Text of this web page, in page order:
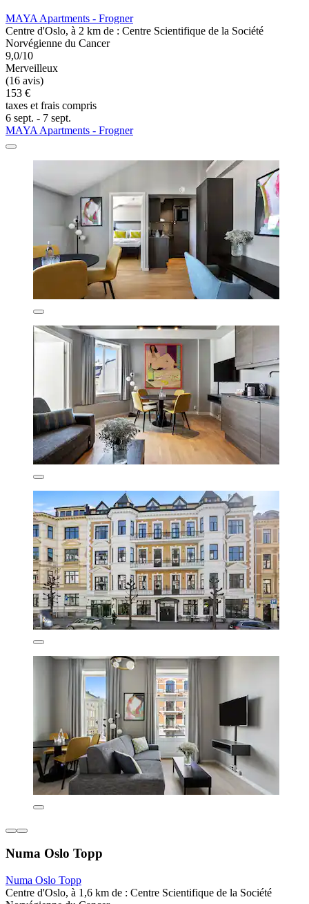
MAYA Apartments - Frogner
Centre d'Oslo, à 2 km de : Centre Scientifique de la Société
Norvégienne du Cancer
9,0/10
Merveilleux
(16 avis)
153 €
taxes et frais compris
6 sept. - 7 sept.
MAYA Apartments - Frogner
Numa Oslo Topp
Numa Oslo Topp
Centre d'Oslo, à 1,6 km de : Centre Scientifique de la Société